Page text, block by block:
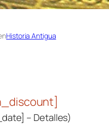
Historia Antigua
– Detalles)